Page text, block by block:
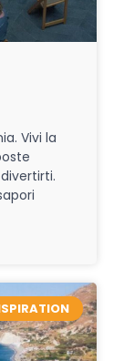
Vivi la